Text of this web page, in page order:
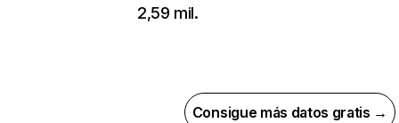
2,59 mil.
Consigue más datos gratis →